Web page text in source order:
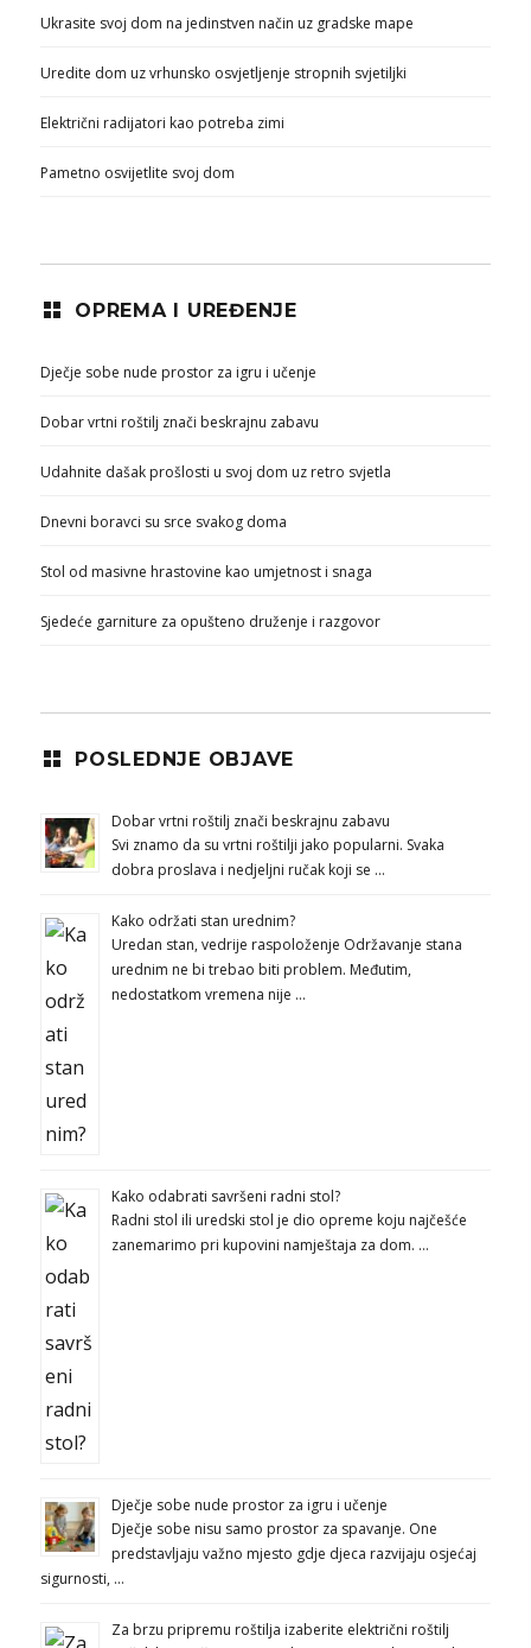
Ukrasite svoj dom na jedinstven način uz gradske mape
Uredite dom uz vrhunsko osvjetljenje stropnih svjetiljki
Električni radijatori kao potreba zimi
Pametno osvijetlite svoj dom
OPREMA I UREĐENJE
Dječje sobe nude prostor za igru i učenje
Dobar vrtni roštilj znači beskrajnu zabavu
Udahnite dašak prošlosti u svoj dom uz retro svjetla
Dnevni boravci su srce svakog doma
Stol od masivne hrastovine kao umjetnost i snaga
Sjedeće garniture za opušteno druženje i razgovor
POSLEDNJE OBJAVE
Dobar vrtni roštilj znači beskrajnu zabavu
Svi znamo da su vrtni roštilji jako popularni. Svaka
dobra proslava i nedjeljni ručak koji se …
Kako održati stan urednim?
Uredan stan, vedrije raspoloženje Održavanje stana
urednim ne bi trebao biti problem. Međutim,
nedostatkom vremena nije …
Kako odabrati savršeni radni stol?
Radni stol ili uredski stol je dio opreme koju najčešće
zanemarimo pri kupovini namještaja za dom. …
Dječje sobe nude prostor za igru i učenje
Dječje sobe nisu samo prostor za spavanje. One
predstavljaju važno mjesto gdje djeca razvijaju osjećaj
sigurnosti, …
Za brzu pripremu roštilja izaberite električni roštilj